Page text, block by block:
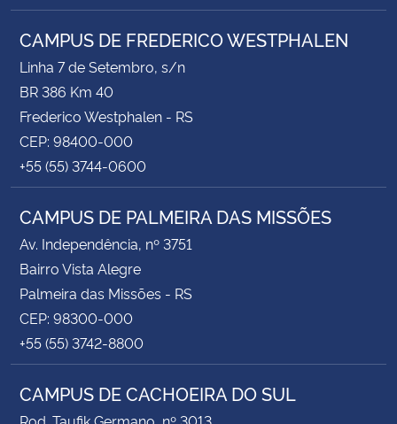
CAMPUS DE FREDERICO WESTPHALEN
Linha 7 de Setembro, s/n
BR 386 Km 40
Frederico Westphalen - RS
CEP: 98400-000
+55 (55) 3744-0600
CAMPUS DE PALMEIRA DAS MISSÕES
Av. Independência, nº 3751
Bairro Vista Alegre
Palmeira das Missões - RS
CEP: 98300-000
+55 (55) 3742-8800
CAMPUS DE CACHOEIRA DO SUL